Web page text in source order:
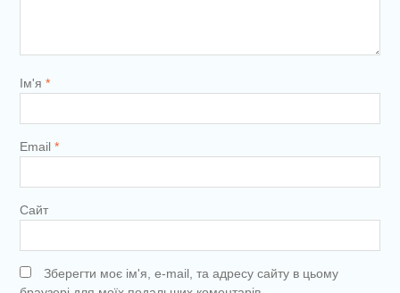
Ім'я *
Email *
Сайт
Зберегти моє ім'я, e-mail, та адресу сайту в цьому